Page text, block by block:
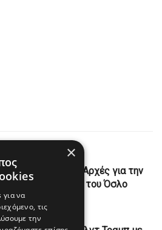
βλέπουν οι Αρχές για την
στο κέντρο του Όσλο
Next Post
×
για να
τις
την